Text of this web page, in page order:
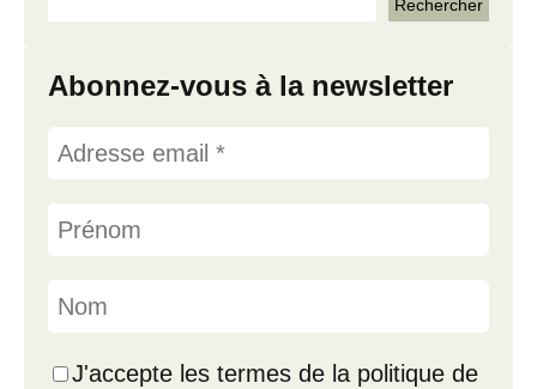
Abonnez-vous à la newsletter
J'accepte les termes de la politique de